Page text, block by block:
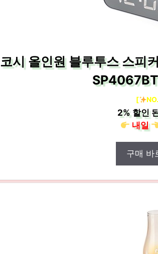
코시 올인원 블루투스 스피
[
2%할인
내일
구매 바